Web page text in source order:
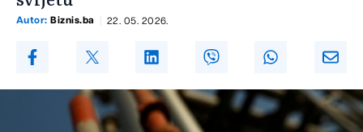
Autor: Biznis.ba 22. 05. 2026.